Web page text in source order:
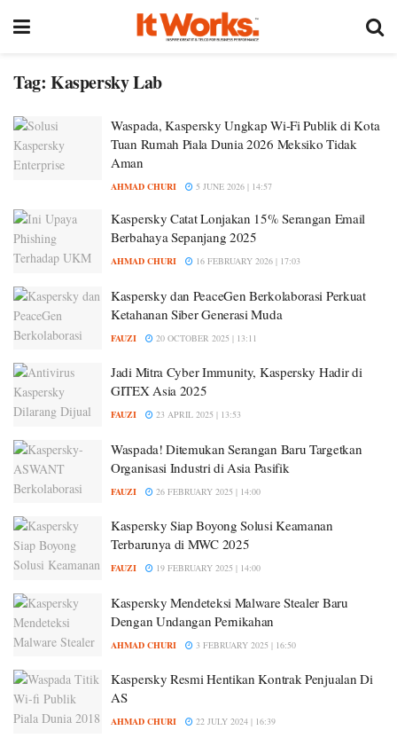
Tag: Kaspersky Lab
Waspada, Kaspersky Ungkap Wi-Fi Publik di Kota
Tuan Rumah Piala Dunia 2026 Meksiko Tidak
Aman
AHMAD CHURI 5 JUNE 2026 | 14:57
Kaspersky Catat Lonjakan 15% Serangan Email
Berbahaya Sepanjang 2025
AHMAD CHURI 16 FEBRUARY 2026 | 17:03
Kaspersky dan PeaceGen Berkolaborasi Perkuat
Ketahanan Siber Generasi Muda
FAUZI 20 OCTOBER 2025 | 13:11
Jadi Mitra Cyber Immunity, Kaspersky Hadir di
GITEX Asia 2025
FAUZI 23 APRIL 2025 | 13:53
Waspada! Ditemukan Serangan Baru Targetkan
Organisasi Industri di Asia Pasifik
FAUZI 26 FEBRUARY 2025 | 14:00
Kaspersky Siap Boyong Solusi Keamanan
Terbarunya di MWC 2025
FAUZI 19 FEBRUARY 2025 | 14:00
Kaspersky Mendeteksi Malware Stealer Baru
Dengan Undangan Pernikahan
AHMAD CHURI 3 FEBRUARY 2025 | 16:50
Kaspersky Resmi Hentikan Kontrak Penjualan Di
AS
AHMAD CHURI 22 JULY 2024 | 16:39